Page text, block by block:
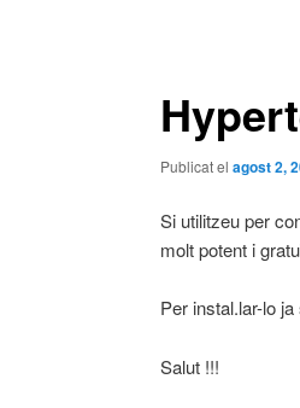
Publicat el agost 2,
Si utilitzeu per
molt potent i
Per instal.lar-lo
Salut !!!